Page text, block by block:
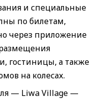
и специальные
по билетам,
через приложение
гостиницы, а также
на колесах.
— Liwa Village —